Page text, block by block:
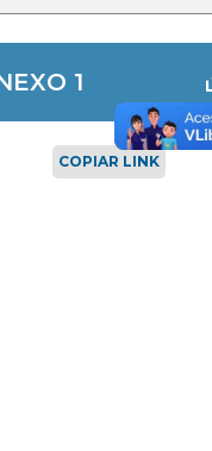
1
COPIAR LINK